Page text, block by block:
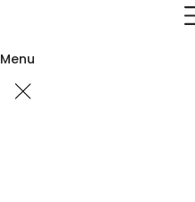
contenu
Menu